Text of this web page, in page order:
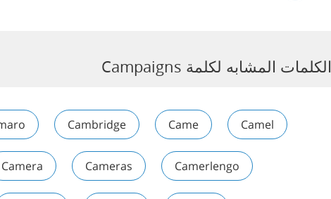
الكلمات المشابه لكلمة Campaigns
Cambridge Came Camel
Camera Cameras Camerlengo